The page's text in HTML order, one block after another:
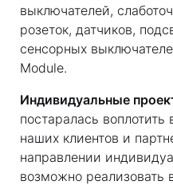
выключателей,
розеток, датчиков,
сенсорных
Module.
Индивидуальные
постаралась
наших клиентов и
направлении
возможно реализовать